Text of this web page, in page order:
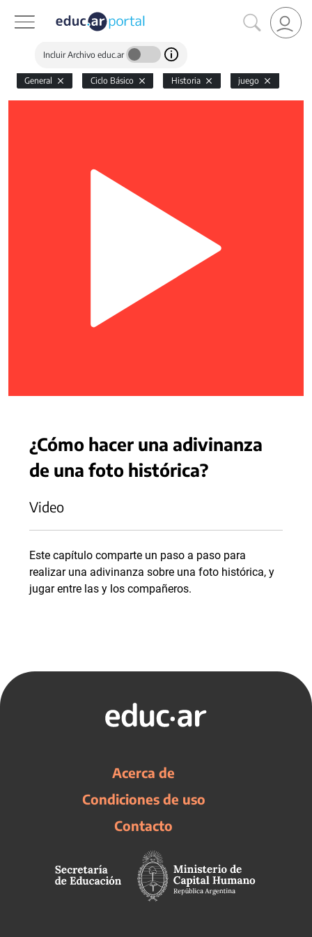
Incluir Archivo educ.ar
General Ciclo Básico Historia juego
¿Cómo hacer una adivinanza
de una foto histórica?
Video
Este capítulo comparte un paso a paso para
realizar una adivinanza sobre una foto histórica, y
jugar entre las y los compañeros.
Acerca de
Condiciones de uso
Contacto